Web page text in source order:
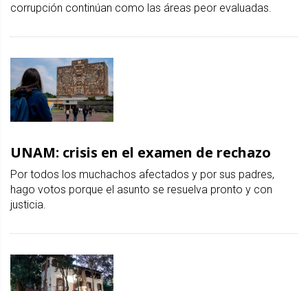
corrupción continúan como las áreas peor evaluadas.
UNAM: crisis en el examen de rechazo
Por todos los muchachos afectados y por sus padres,
hago votos porque el asunto se resuelva pronto y con
justicia.